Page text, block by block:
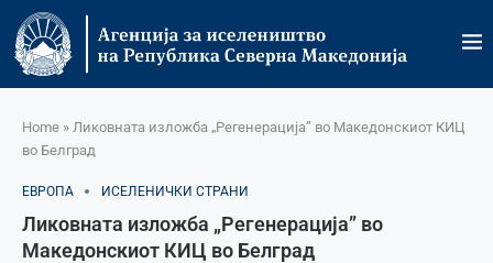
Home » Ликовната изложба „Регенерација” во Македонскиот КИЦ
во Белград
ЕВРОПА ИСЕЛЕНИЧКИ СТРАНИ
Ликовната изложба „Регенерација” во
Македонскиот КИЦ во Белград